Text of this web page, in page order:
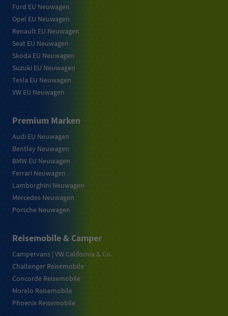
Ford EU Neuwagen
Opel EU Neuwagen
Renault EU Neuwagen
Seat EU Neuwagen
Skoda EU Neuwagen
Suzuki EU Neuwagen
Tesla EU Neuwagen
VW EU Neuwagen
Premium Marken
Audi EU Neuwagen
Bentley Neuwagen
BMW EU Neuwagen
Ferrari Neuwagen
Lamborghini Neuwagen
Mercedes Neuwagen
Porsche Neuwagen
Reisemobile & Camper
Campervans | VW California & Co.
Challenger Reisemobile
Concorde Reisemobile
Morelo Reisemobile
Phoenix Reisemobile